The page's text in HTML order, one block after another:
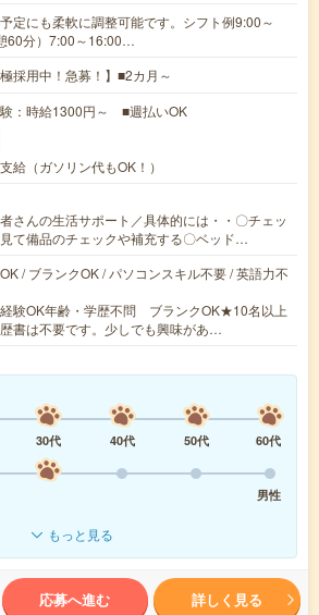
定にも柔軟に調整可能です。シフト例9:00～
60分）7:00～16:00…
極採用中！急募！】■2カ月～
：時給1300円～ ■週払いOK
給（ガソリン代もOK！）
さんの生活サポート／具体的には・・〇チェッ
て備品のチェックや補充する〇ベッド…
/ ブランクOK / パソコンスキル不要 / 英語力不
験OK年齢・学歴不問 ブランクOK★10名以上
書は不要です。少しでも興味があ…
30代 40代 50代
60代
男性
もっと見る
応募へ進む 詳しく見る